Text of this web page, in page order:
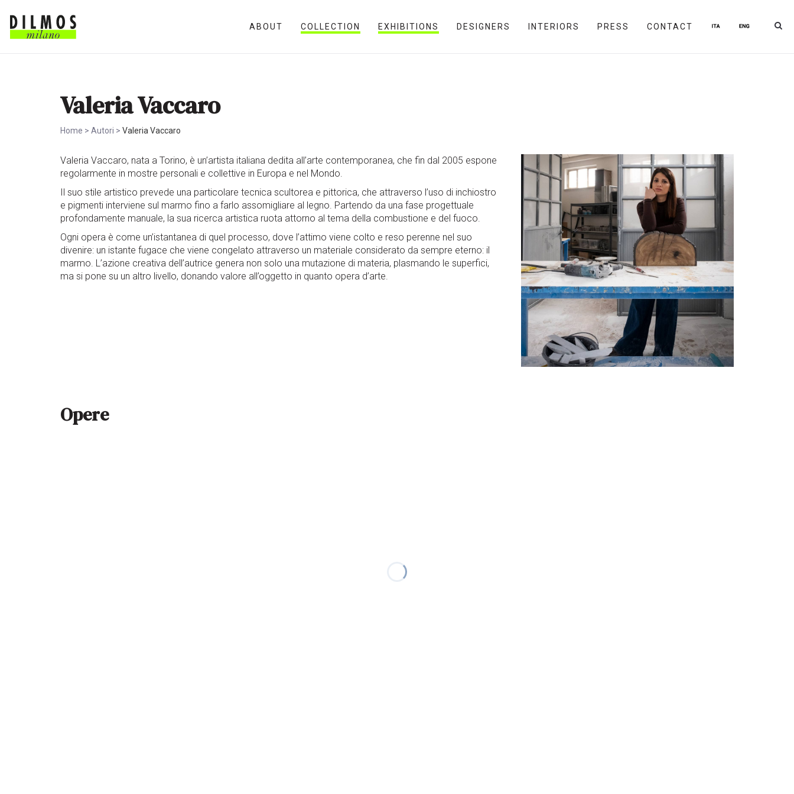
ABOUT COLLECTION EXHIBITIONS DESIGNERS INTERIORS PRESS CONTACT
Valeria Vaccaro
Home > Autori > Valeria Vaccaro
Valeria Vaccaro, nata a Torino, è un’artista italiana dedita all’arte contemporanea, che fin dal 2005 espone
regolarmente in mostre personali e collettive in Europa e nel Mondo.
Il suo stile artistico prevede una particolare tecnica scultorea e pittorica, che attraverso l’uso di inchiostro
e pigmenti interviene sul marmo fino a farlo assomigliare al legno. Partendo da una fase progettuale
profondamente manuale, la sua ricerca artistica ruota attorno al tema della combustione e del fuoco.
Ogni opera è come un’istantanea di quel processo, dove l’attimo viene colto e reso perenne nel suo
divenire: un istante fugace che viene congelato attraverso un materiale considerato da sempre eterno: il
marmo. L’azione creativa dell’autrice genera non solo una mutazione di materia, plasmando le superfici,
ma si pone su un altro livello, donando valore all’oggetto in quanto opera d’arte.
Opere